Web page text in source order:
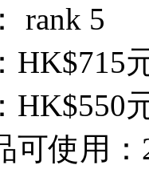
HK$715
HK$550
可使用：